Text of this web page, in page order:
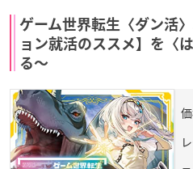
ゲーム世界転生〈ダン活
ョン就活のススメ】を〈
る〜